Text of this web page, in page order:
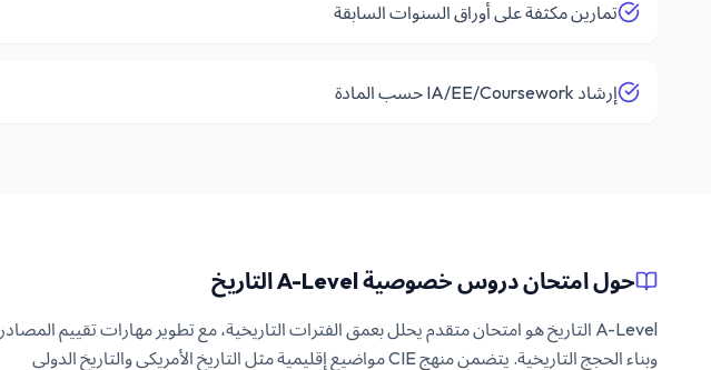
تمارين مكثفة على أوراق السنوات السابقة
إرشاد IA/EE/Coursework حسب المادة
حول امتحان دروس خصوصية A-Level التاريخ
A-Level التاريخ هو امتحان متقدم يحلل بعمق الفترات التاريخية، مع تطوير مهارات تقييم المصادر
وبناء الحجج التاريخية. يتضمن منهج CIE مواضيع إقليمية مثل التاريخ الأمريكي والتاريخ الدولي